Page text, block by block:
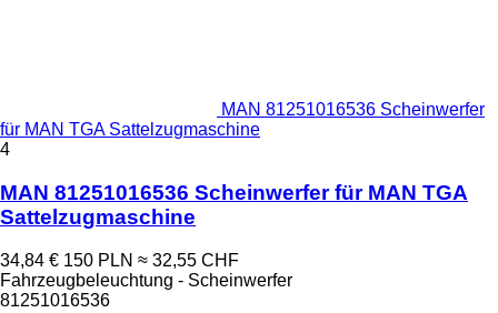
MAN 81251016536 Scheinwerfer
für MAN TGA Sattelzugmaschine
4
MAN 81251016536 Scheinwerfer für MAN TGA
Sattelzugmaschine
34,84 € 150 PLN ≈ 32,55 CHF
Fahrzeugbeleuchtung - Scheinwerfer
81251016536